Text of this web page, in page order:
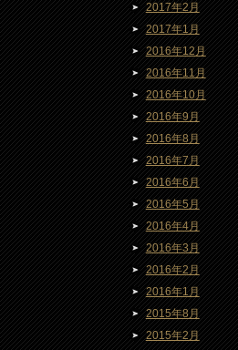
2017年2月
2017年1月
2016年12月
2016年11月
2016年10月
2016年9月
2016年8月
2016年7月
2016年6月
2016年5月
2016年4月
2016年3月
2016年2月
2016年1月
2015年8月
2015年2月